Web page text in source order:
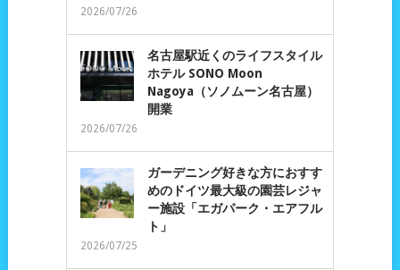
2026/07/26
名古屋駅近くのライフスタイル
ホテル SONO Moon
Nagoya（ソノムーン名古屋）
開業
2026/07/26
ガーデニング好きな方におすす
めのドイツ最大級の園芸レジャ
ー施設「エガパーク・エアフル
ト」
2026/07/25